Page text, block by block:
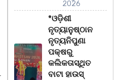
2026
*ଓଡ଼ିଶୀ
ନୃତ୍ୟାନୁଷ୍ଠାନ
ନୃତ୍ୟନିପୁଣା
ପକ୍ଷରୁ
କଲିକତାସ୍ଥିତ
ବାଟା ହାଉସ୍